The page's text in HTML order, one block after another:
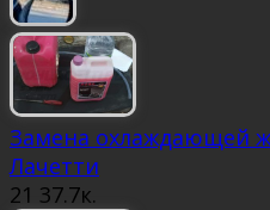
Замена охлаждающей
Лачетти
21 37.7к.